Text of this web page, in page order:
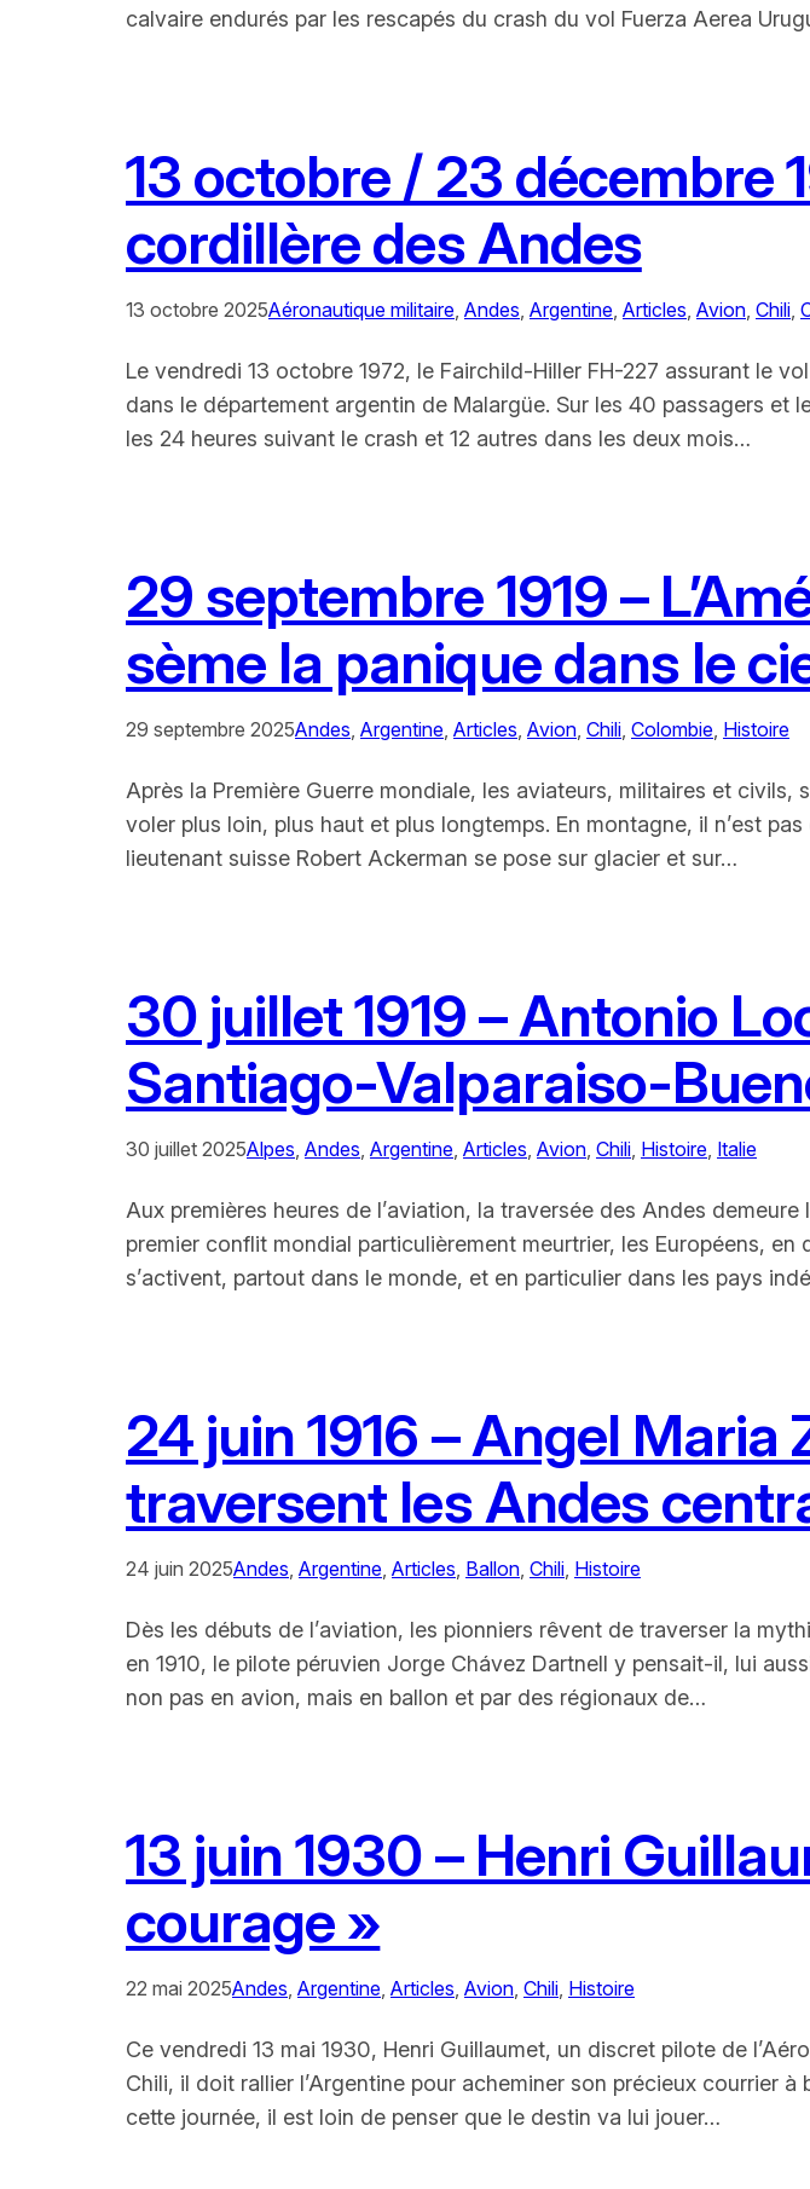
calvaire endurés par les rescapés du crash du vol Fuerza Aerea
13 octobre / 23 décembre
cordillère des Andes
13 octobre 2025Aéronautique militaire, Andes, Argentine, Articles, Avion, Chili,
Le vendredi 13 octobre 1972, le Fairchild-Hiller FH-227 assurant le
dans le département argentin de Malargüe. Sur les 40 passagers et
les 24 heures suivant le crash et 12 autres dans les deux mois…
29 septembre 1919 –
sème la panique dans le
29 septembre 2025Andes, Argentine, Articles, Avion, Chili, Colombie, Histoire
Après la Première Guerre mondiale, les aviateurs, militaires et civils,
voler plus loin, plus haut et plus longtemps. En montagne, il n’est
lieutenant suisse Robert Ackerman se pose sur glacier et sur…
30 juillet 1919 – Antonio
Santiago-Valparaiso-
30 juillet 2025Alpes, Andes, Argentine, Articles, Avion, Chili, Histoire, Italie
Aux premières heures de l’aviation, la traversée des Andes
premier conflit mondial particulièrement meurtrier, les Européens,
s’activent, partout dans le monde, et en particulier dans les pays
24 juin 1916 – Angel
traversent les Andes
24 juin 2025Andes, Argentine, Articles, Ballon, Chili, Histoire
Dès les débuts de l’aviation, les pionniers rêvent de traverser la
en 1910, le pilote péruvien Jorge Chávez Dartnell y pensait-il, lui
non pas en avion, mais en ballon et par des régionaux de…
13 juin 1930 – Henri
courage »
22 mai 2025Andes, Argentine, Articles, Avion, Chili, Histoire
Ce vendredi 13 mai 1930, Henri Guillaumet, un discret pilote de
Chili, il doit rallier l’Argentine pour acheminer son précieux courrier
cette journée, il est loin de penser que le destin va lui jouer…